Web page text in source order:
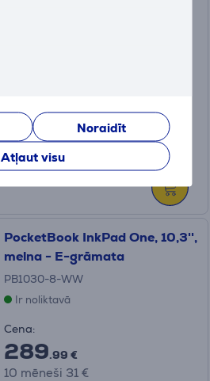
Noraidīt
Atļaut visu
269
10 mēneši 29 €
PocketBook InkPad One, 10,3'',
melna - E-grāmata
PB1030-8-WW
Ir noliktavā
Cena:
289.99 €
10 mēneši 31 €